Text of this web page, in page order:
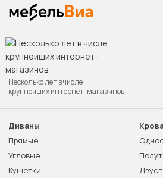
Несколько лет в числе
крупнейших интернет-магазинов
Диваны
Прямые
Угловые
Кушетки